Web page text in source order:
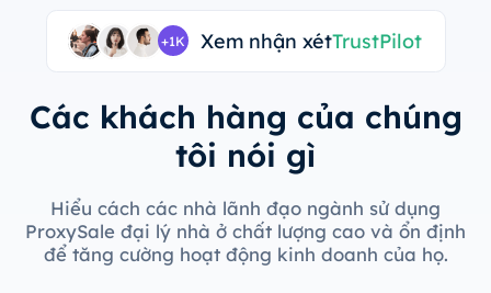
+1K Xem nhận xétTrustPilot
Các khách hàng của chúng
tôi nói gì
Hiểu cách các nhà lãnh đạo ngành sử dụng
ProxySale đại lý nhà ở chất lượng cao và ổn định
để tăng cường hoạt động kinh doanh của họ.